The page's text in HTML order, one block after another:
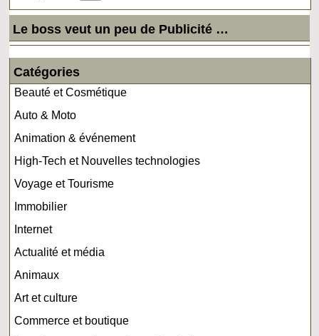
Le boss veut un peu de Publicité …
Catégories
Beauté et Cosmétique
Auto & Moto
Animation & événement
High-Tech et Nouvelles technologies
Voyage et Tourisme
Immobilier
Internet
Actualité et média
Animaux
Art et culture
Commerce et boutique